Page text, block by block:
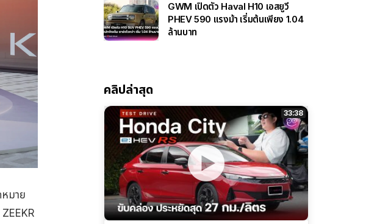
หมาย
GWM เปิดตัว Haval H10 เอสยูวี
PHEV 590 แรงม้า เริ่มต้นเพียง 1.04
ล้านบาท
คลิปล่าสุด
33:38